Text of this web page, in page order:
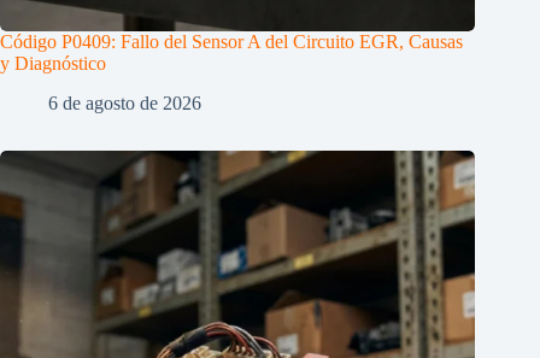
Código P0409: Fallo del Sensor A del Circuito EGR, Causas
y Diagnóstico
6 de agosto de 2026